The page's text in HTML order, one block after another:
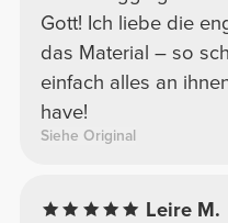
Gott! Ich liebe die
das Material – so
einfach alles an
have!
Siehe Original
Leire M.